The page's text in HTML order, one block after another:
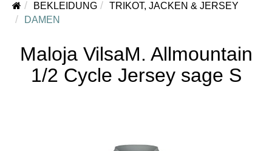
BEKLEIDUNG
TRIKOT, JACKEN & JERSEY
DAMEN
Maloja VilsaM. Allmountain
1/2 Cycle Jersey sage S